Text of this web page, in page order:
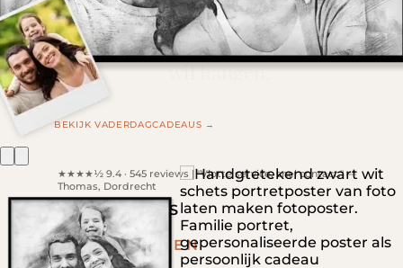
Het cadeau dat hij écht aan de muur
wil hangen.
BEKIJK VADERDAGCADEAUS →
★★★★½ 9.4 · 545 reviews | "Vlotte service, snel contact." —
Thomas, Dordrecht
PORTRETPOSTERS
VAN PERSONEN